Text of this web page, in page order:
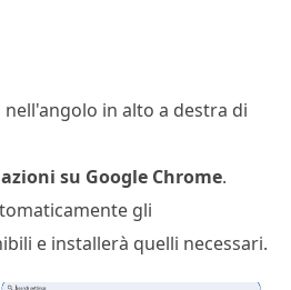
nell'angolo in alto a destra di
su Google Chrome.
gli
e installerà quelli necessari.